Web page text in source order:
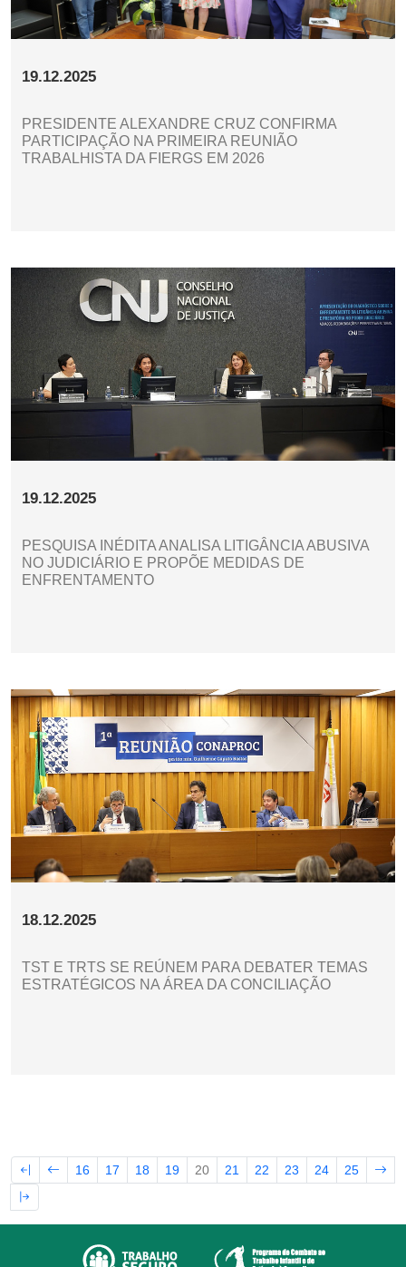
19.12.2025
PRESIDENTE ALEXANDRE CRUZ CONFIRMA
PARTICIPAÇÃO NA PRIMEIRA REUNIÃO
TRABALHISTA DA FIERGS EM 2026
19.12.2025
PESQUISA INÉDITA ANALISA LITIGÂNCIA ABUSIVA
NO JUDICIÁRIO E PROPÕE MEDIDAS DE
ENFRENTAMENTO
18.12.2025
TST E TRTS SE REÚNEM PARA DEBATER TEMAS
ESTRATÉGICOS NA ÁREA DA CONCILIAÇÃO
16 17 18 19 20 21 22 23 24 25